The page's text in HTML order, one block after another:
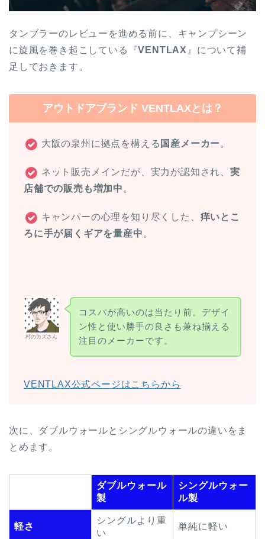
タンブラーのレビューを進める前に、キャンプシーン
に旋風を巻き起こしている『VENTLAX 』について補
足しておきます。
アウトドアブランド VENTLAXとは？
大阪の泉州に拠点を構える 国産メーカー。
ネット販売メインだが、実力が認知され、実
店舗での販売も増加中 。
キャンパーの心理を知り尽くした、 痒いとこ
ろに手が届くギアを量産中 。
村のカズさん
コスパが高いのは当たり前。デザイ
ン性と使い勝手の良さも兼ね揃える
注目のメーカーです。
VENTLAX公式ページはこちらから
次に、ダブルウォールとシングルウォールの違いをま
とめます。
ダブルウォール
製
シングルウォー
ル製
軽さ
シングルより重
い
単純に軽い